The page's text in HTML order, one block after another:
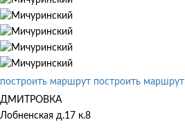
построить маршрут построить маршрут
ДМИТРОВКА
Лобненская д.17 к.8